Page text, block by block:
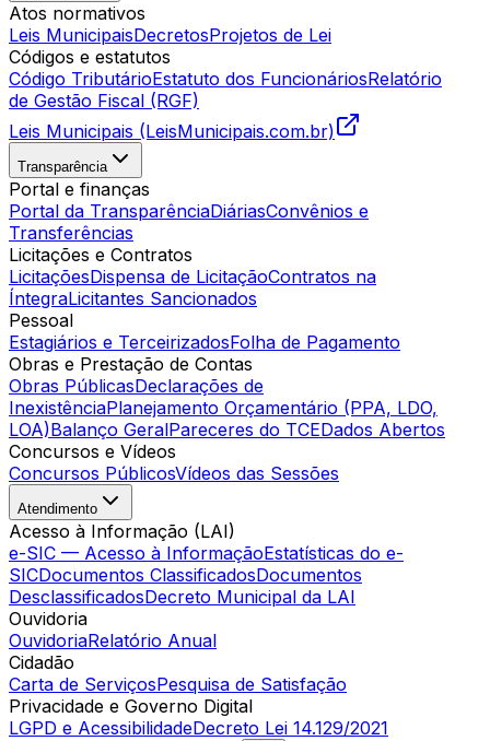
Atos normativos
Leis MunicipaisDecretosProjetos de Lei
Códigos e estatutos
Código TributárioEstatuto dos FuncionáriosRelatório
de Gestão Fiscal (RGF)
Leis Municipais (LeisMunicipais.com.br)
Transparência
Portal e finanças
Portal da TransparênciaDiáriasConvênios e
Transferências
Licitações e Contratos
LicitaçõesDispensa de LicitaçãoContratos na
ÍntegraLicitantes Sancionados
Pessoal
Estagiários e TerceirizadosFolha de Pagamento
Obras e Prestação de Contas
Obras PúblicasDeclarações de
InexistênciaPlanejamento Orçamentário (PPA, LDO,
LOA)Balanço GeralPareceres do TCEDados Abertos
Concursos e Vídeos
Concursos PúblicosVídeos das Sessões
Atendimento
Acesso à Informação (LAI)
e-SIC — Acesso à InformaçãoEstatísticas do e-
SICDocumentos ClassificadosDocumentos
DesclassificadosDecreto Municipal da LAI
Ouvidoria
OuvidoriaRelatório Anual
Cidadão
Carta de ServiçosPesquisa de Satisfação
Privacidade e Governo Digital
LGPD e AcessibilidadeDecreto Lei 14.129/2021